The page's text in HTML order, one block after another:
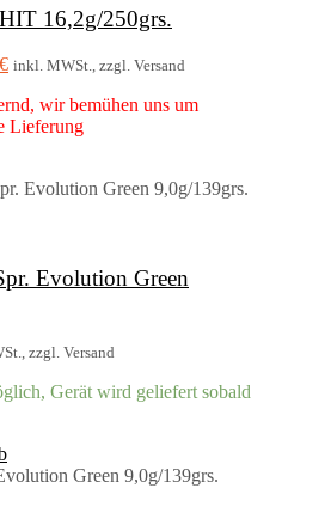
16,2g/250grs.
€Aktueller
ist:
116,00 €.
inkl. MWSt., zzgl. Versand
wir bemühen uns um
Lieferung
Evolution Green
zzgl. Versand
Gerät wird geliefert sobald